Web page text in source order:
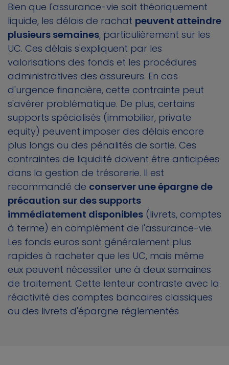
Bien que l'assurance-vie soit théoriquement
liquide, les délais de rachat peuvent atteindre
plusieurs semaines, particulièrement sur les
UC. Ces délais s'expliquent par les
valorisations des fonds et les procédures
administratives des assureurs. En cas
d'urgence financière, cette contrainte peut
s'avérer problématique. De plus, certains
supports spécialisés (immobilier, private
equity) peuvent imposer des délais encore
plus longs ou des pénalités de sortie. Ces
contraintes de liquidité doivent être anticipées
dans la gestion de trésorerie. Il est
recommandé de conserver une épargne de
précaution sur des supports
immédiatement disponibles (livrets, comptes
à terme) en complément de l'assurance-vie.
Les fonds euros sont généralement plus
rapides à racheter que les UC, mais même
eux peuvent nécessiter une à deux semaines
de traitement. Cette lenteur contraste avec la
réactivité des comptes bancaires classiques
ou des livrets d'épargne réglementés